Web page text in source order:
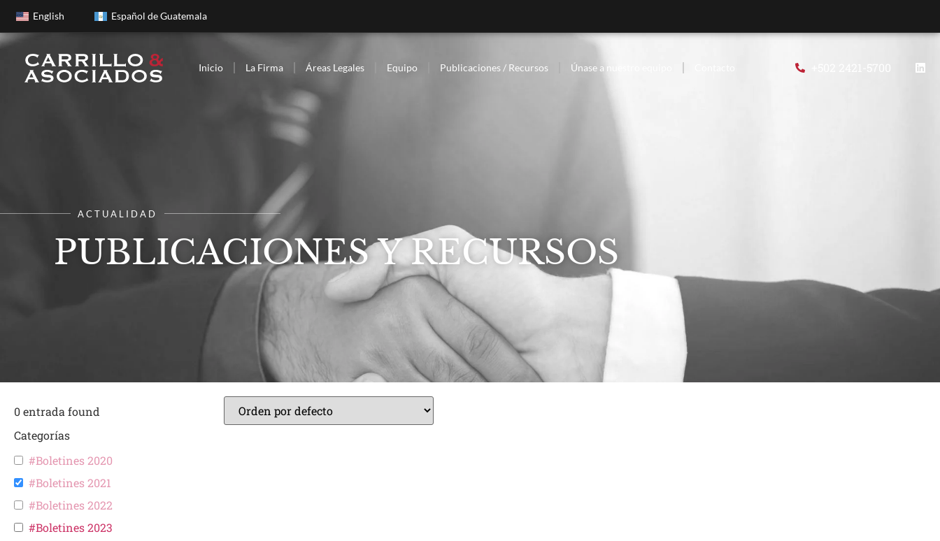
English Español de Guatemala
Inicio La Firma Áreas Legales Equipo Publicaciones / Recursos Únase a nuestro equipo
ACTUALIDAD
PUBLICACIONES Y RECURSOS
0entrada found
Categorías
#Boletines 2020
#Boletines 2021
#Boletines 2022
#Boletines 2023